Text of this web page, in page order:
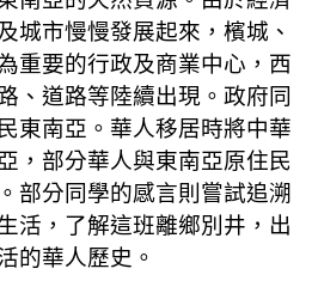
城市慢慢發展起來，檳城、
重要的行政及商業中心，西
、道路等陸續出現。政府同
東南亞。華人移居時將中華
，部分華人與東南亞原住民
部分同學的感言則嘗試追溯
活，了解這班離鄉別井，出
的華人歷史。